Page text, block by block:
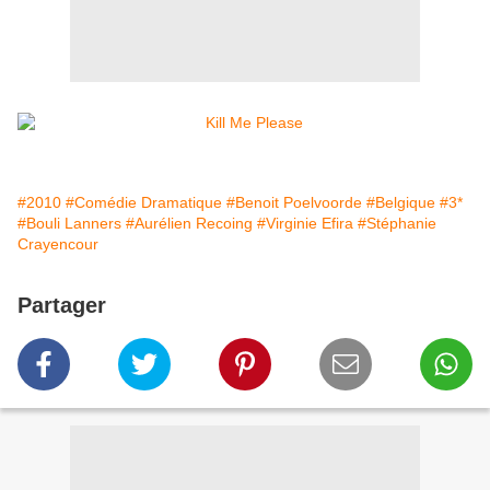
#2010 #Comédie Dramatique #Benoit Poelvoorde #Belgique #3*
#Bouli Lanners #Aurélien Recoing #Virginie Efira #Stéphanie
Crayencour
Partager